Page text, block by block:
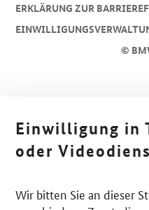
©
ERKLÄRUNG ZUR
Einwilligung in
oder
Wir bitten Sie an dieser